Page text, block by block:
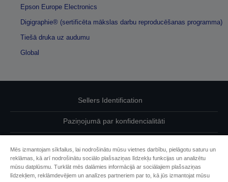
Epson Europe Electronics
Digigraphie® (sertificēta mākslas darbu reproducēšanas programma)
Tiešā druka uz audumu
Global
Sellers Identification
Paziņojumā par konfidencialitāti
Sazinieties ar mums par saviem datiem
Mēs izmantojam sīkfailus, lai nodrošinātu mūsu vietnes darbību, pielāgotu saturu un
reklāmas, kā arī nodrošinātu sociālo plašsaziņas līdzekļu funkcijas un analizētu
mūsu datplūsmu. Turklāt mēs dalāmies informācijā ar sociālajiem plašsaziņas
līdzekļiem, reklāmdevējiem un analīzes partneriem par to, kā jūs izmantojat mūsu